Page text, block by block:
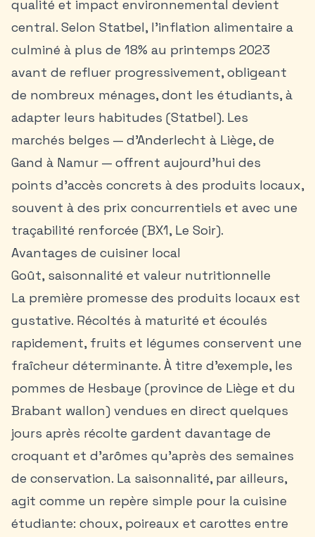
qualité et impact environnemental devient
central. Selon Statbel, l’inflation alimentaire a
culminé à plus de 18% au printemps 2023
avant de refluer progressivement, obligeant
de nombreux ménages, dont les étudiants, à
adapter leurs habitudes (Statbel). Les
marchés belges — d’Anderlecht à Liège, de
Gand à Namur — offrent aujourd’hui des
points d’accès concrets à des produits locaux,
souvent à des prix concurrentiels et avec une
traçabilité renforcée (BX1, Le Soir).
Avantages de cuisiner local
Goût, saisonnalité et valeur nutritionnelle
La première promesse des produits locaux est
gustative. Récoltés à maturité et écoulés
rapidement, fruits et légumes conservent une
fraîcheur déterminante. À titre d’exemple, les
pommes de Hesbaye (province de Liège et du
Brabant wallon) vendues en direct quelques
jours après récolte gardent davantage de
croquant et d’arômes qu’après des semaines
de conservation. La saisonnalité, par ailleurs,
agit comme un repère simple pour la cuisine
étudiante: choux, poireaux et carottes entre